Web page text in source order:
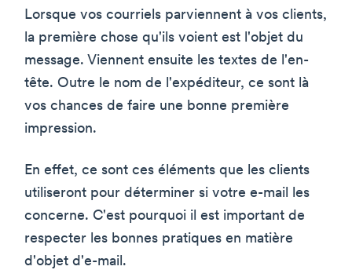
Lorsque vos courriels parviennent à vos clients,
la première chose qu'ils voient est l'objet du
message. Viennent ensuite les textes de l'en-
tête. Outre le nom de l'expéditeur, ce sont là
vos chances de faire une bonne première
impression.
En effet, ce sont ces éléments que les clients
utiliseront pour déterminer si votre e-mail les
concerne. C'est pourquoi il est important de
respecter les bonnes pratiques en matière
d'objet d'e-mail.